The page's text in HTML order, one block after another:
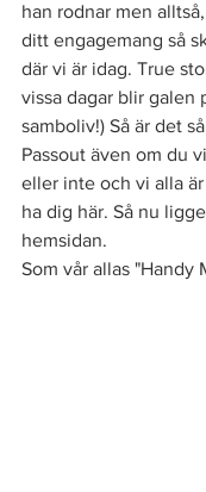
han rodnar men
ditt engagemang så
där vi är idag. True
vissa dagar blir galen
samboliv!) Så är det
Passout även om du
eller inte och vi alla
ha dig här. Så nu
hemsidan.
Som vår allas "Handy